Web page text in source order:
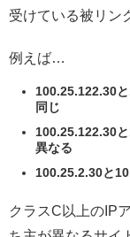
受けている被リン
例えば…
100.25.122.30
同じ
100.25.122.30
異なる
100.25.2.30と
クラスC以上のIP